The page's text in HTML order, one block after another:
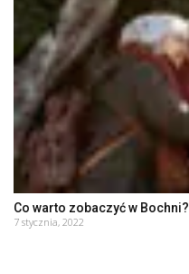
Co warto zobaczyć w Bochni?
7 stycznia, 2022